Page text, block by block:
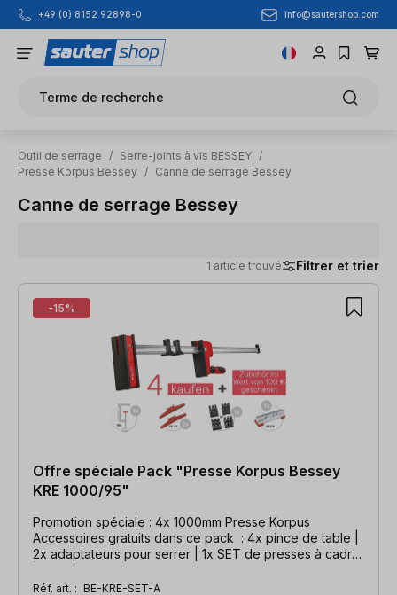
Passer au contenu principal
+49 (0) 8152 92898-0 info@sautershop.com
Terme de recherche
Outil de serrage / Serre-joints à vis BESSEY /
Presse Korpus Bessey / Canne de serrage Bessey
Canne de serrage Bessey
1 article trouvé Filtrer et trier
1 article trouvé
-15%
Offre spéciale Pack "Presse Korpus Bessey
KRE 1000/95"
Promotion spéciale : 4x 1000mm Presse Korpus
Accessoires gratuits dans ce pack : 4x pince de table |
2x adaptateurs pour serrer | 1x SET de presses à cadre
Réf. art. : BE-KRE-SET-A